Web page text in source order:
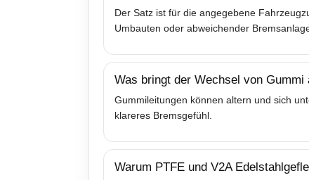
Der Satz ist für die angegebene
Umbauten oder abweichender
Was bringt der Wechsel von Gummi
Gummileitungen können altern und sich
klareres Bremsgefühl.
Warum PTFE und V2A